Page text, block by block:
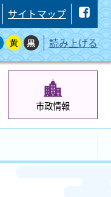
サイトマップ
読み上げる
市政情報